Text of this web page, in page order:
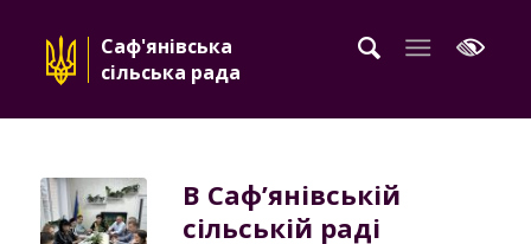
Саф'янівська
сільська рада
В Саф’янівській
сільській раді